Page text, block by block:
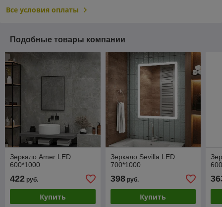
Все условия оплаты
Подобные товары компании
Зеркало Amer LED
600*1000
422 руб.
Купить
Зеркало Sevilla LED
700*1000
398руб.
Купить